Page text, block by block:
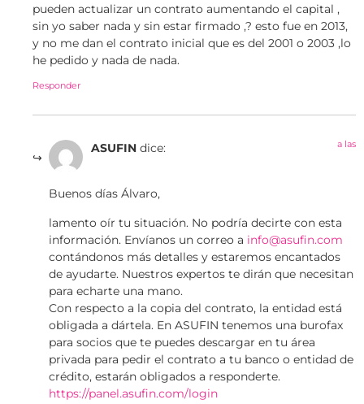
pueden actualizar un contrato aumentando el capital ,
sin yo saber nada y sin estar firmado ,? esto fue en 2013,
y no me dan el contrato inicial que es del 2001 o 2003 ,lo
he pedido y nada de nada.
Responder
ASUFIN dice: a las
Buenos días Álvaro,
lamento oír tu situación. No podría decirte con esta
información. Envíanos un correo a info@asufin.com
contándonos más detalles y estaremos encantados
de ayudarte. Nuestros expertos te dirán que necesitan
para echarte una mano.
Con respecto a la copia del contrato, la entidad está
obligada a dártela. En ASUFIN tenemos una burofax
para socios que te puedes descargar en tu área
privada para pedir el contrato a tu banco o entidad de
crédito, estarán obligados a responderte.
https://panel.asufin.com/login